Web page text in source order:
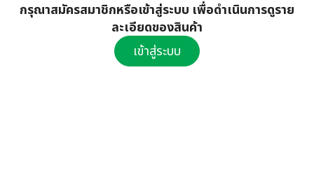
กรุณาสมัครสมาชิกหรือเข้าสู่ระบบ เพื่อดำเนินการดูราย
ละเอียดของสินค้า
เข้าสู่ระบบ